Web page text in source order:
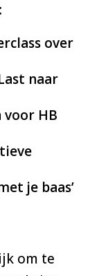
over
naar
HB
je baas’
om te